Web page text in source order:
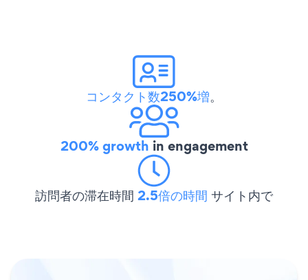
コンタクト数250%増。
200% growth in engagement
訪問者の滞在時間 2.5倍の時間 サイト内で